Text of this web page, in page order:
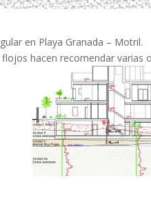
en Playa Granada – Motril.
hacen recomendar varias